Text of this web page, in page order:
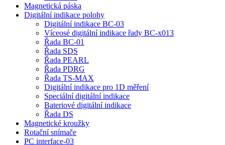
Magnetická páska
Digitální indikace polohy
Digitální indikace BC-03
Víceosé digitální indikace řady BC-x013
Řada BC-01
Řada SDS
Řada PEARL
Řada PDRG
Řada TS-MAX
Digitální indikace pro 1D měření
Speciální digitální indikace
Bateriové digitální indikace
Řada DS
Magnetické kroužky
Rotační snímače
PC interface-03